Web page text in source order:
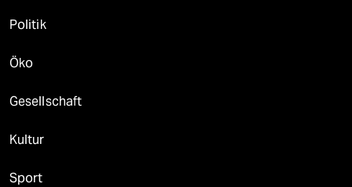
Politik
Öko
Gesellschaft
Kultur
Sport